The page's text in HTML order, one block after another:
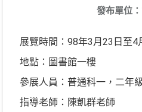
發布單位：
展覽時間：98年3月23日至4
地點：圖書館一樓
參展人員：普通科一，二年
指導老師：陳凱群老師